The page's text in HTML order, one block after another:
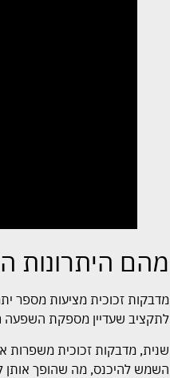
מהם היתרונות
מדבקות זכוכית מציעות מספר
לתקציב שעדיין מספקת
שנית, מדבקות זכוכית משפרות
השמש להיכנס, מה שהופך אותן